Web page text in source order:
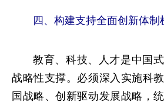
四、构建支持全面创新体制
教育、科技、人才是中国
战略性支撑。必须深入实施科
国战略、创新驱动发展战略，